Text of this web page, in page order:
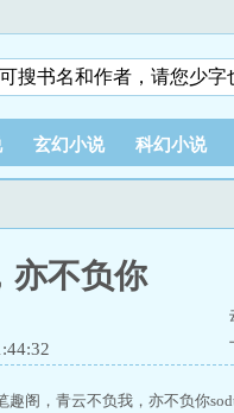
玄幻小说 科幻小说
亦不负你
趣阁，青云不负我，亦不负你